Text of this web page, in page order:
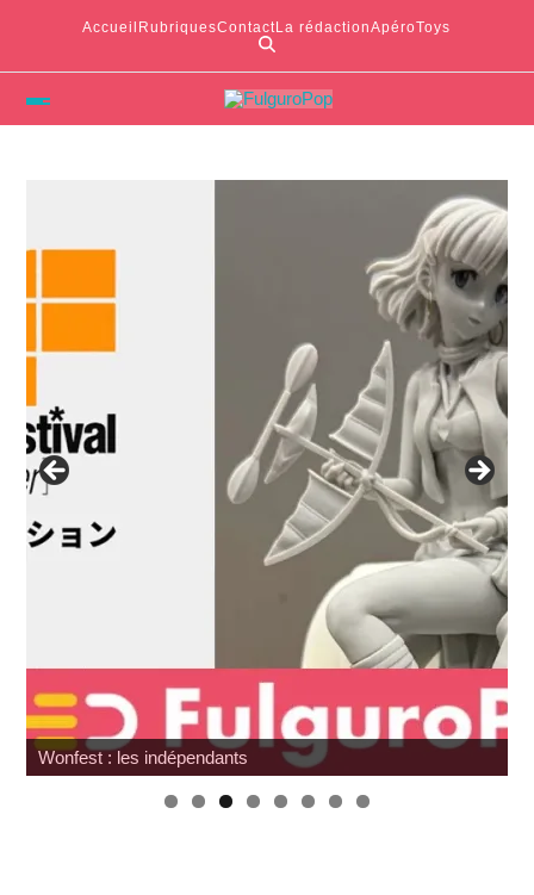
Accueil RubriquesContactLa rédactionApéroToys
Wonfest : les indépendants